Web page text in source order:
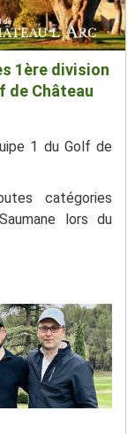
1ère division
de Château
1 du Golf de
catégories
lors du